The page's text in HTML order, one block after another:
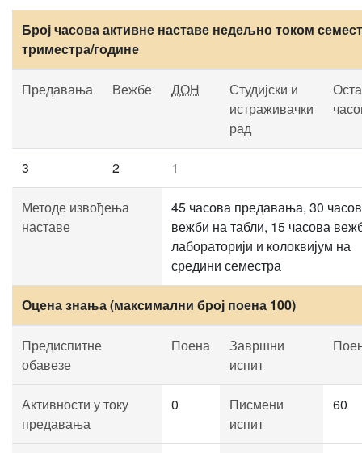
Број часова активне наставе недељно током
триместра/године
Предавања Вежбе ДОН
Студијски и
истраживачки
рад
3 2 1
Методе извођења
наставе
45 часова предавања, 30
вежби на табли, 15 часова
лабораторији и колоквијум на
средини семестра
Оцена знања (максимални број поена 100)
Предиспитне
обавезе
Поена
Завршни
испит
Активности у току
предавања
0
Писмени
испит
60